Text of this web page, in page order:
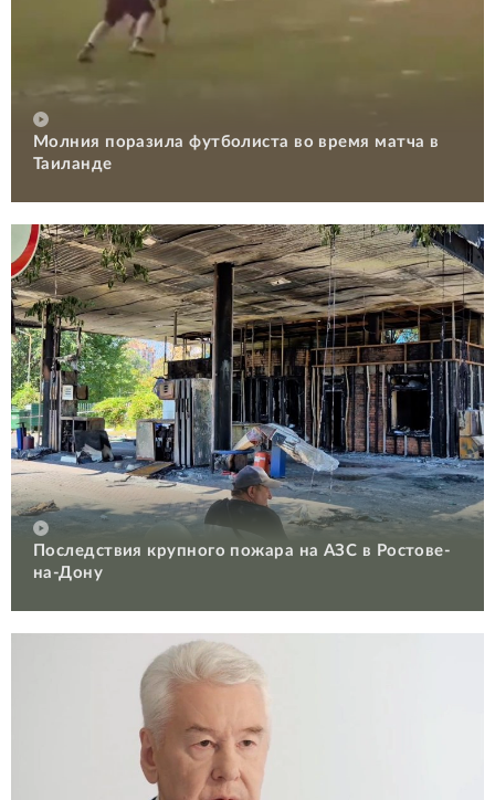
Молния поразила футболиста во время матча в
Таиланде
Последствия крупного пожара на АЗС в Ростове-
на-Дону